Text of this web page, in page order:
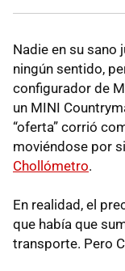
Nadie en su sano
ningún sentido,
configurador de
un MINI
“oferta” corrió
moviéndose por
Chollómetro.
En realidad, el
que había que
transporte. Pero